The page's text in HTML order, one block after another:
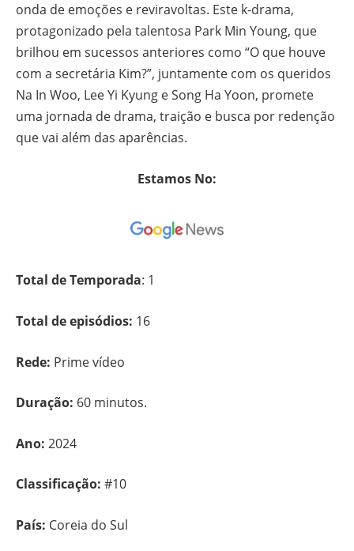
onda de emoções e reviravoltas. Este k-drama,
protagonizado pela talentosa Park Min Young, que
brilhou em sucessos anteriores como “O que houve
com a secretária Kim?”, juntamente com os queridos
Na In Woo, Lee Yi Kyung e Song Ha Yoon, promete
uma jornada de drama, traição e busca por redenção
que vai além das aparências.
Estamos No:
Total de Temporada: 1
Total de episódios: 16
Rede: Prime vídeo
Duração: 60 minutos.
Ano: 2024
Classificação: #10
País: Coreia do Sul